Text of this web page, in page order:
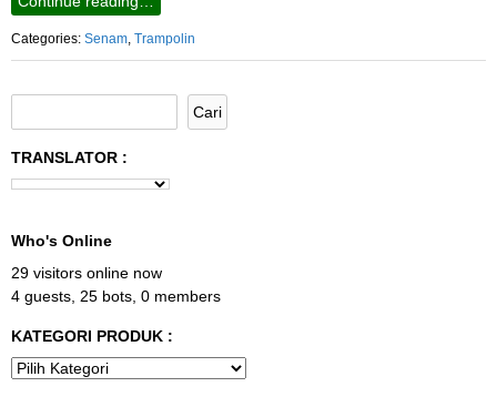
Categories: Senam Trampolin
TRANSLATOR :
Who's Online
29 visitors online now
4 guests, 25 bots, 0 members
KATEGORI PRODUK :